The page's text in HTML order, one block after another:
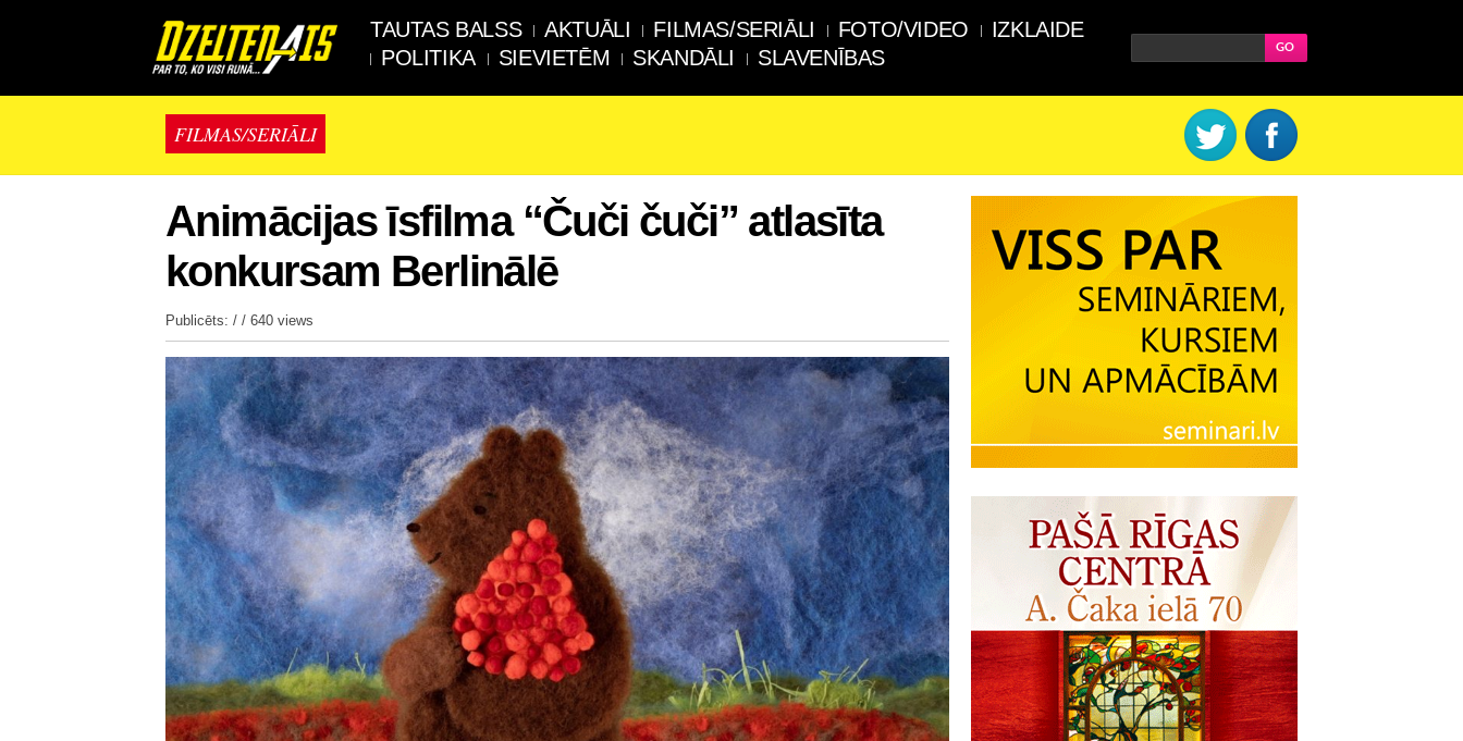
TAUTAS BALSS AKTUĀLI FILMAS/SERIĀLI FOTO/VIDEO
IZKLAIDE
POLITIKA
SIEVIETĒM SKANDĀLI SLAVENĪBAS
FILMAS/SERIĀLI
Animācijas īsfilma “Čuči čuči” atlasīta
konkursam Berlinālē
Publicēts: / / 640 views